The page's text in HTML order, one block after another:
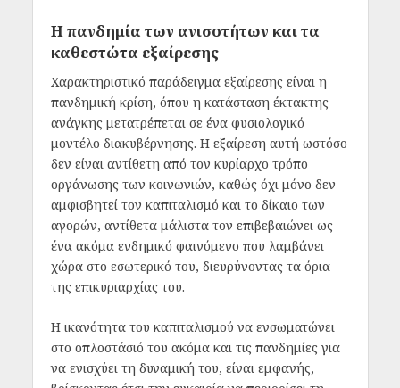
Η πανδημία των ανισοτήτων και τα
καθεστώτα εξαίρεσης
Χαρακτηριστικό παράδειγμα εξαίρεσης είναι η
πανδημική κρίση, όπου η κατάσταση έκτακτης
ανάγκης μετατρέπεται σε ένα φυσιολογικό
μοντέλο διακυβέρνησης. Η εξαίρεση αυτή ωστόσο
δεν είναι αντίθετη από τον κυρίαρχο τρόπο
οργάνωσης των κοινωνιών, καθώς όχι μόνο δεν
αμφισβητεί τον καπιταλισμό και το δίκαιο των
αγορών, αντίθετα μάλιστα τον επιβεβαιώνει ως
ένα ακόμα ενδημικό φαινόμενο που λαμβάνει
χώρα στο εσωτερικό του, διευρύνοντας τα όρια
της επικυριαρχίας του.
Η ικανότητα του καπιταλισμού να ενσωματώνει
στο οπλοστάσιό του ακόμα και τις πανδημίες για
να ενισχύει τη δυναμική του, είναι εμφανής,